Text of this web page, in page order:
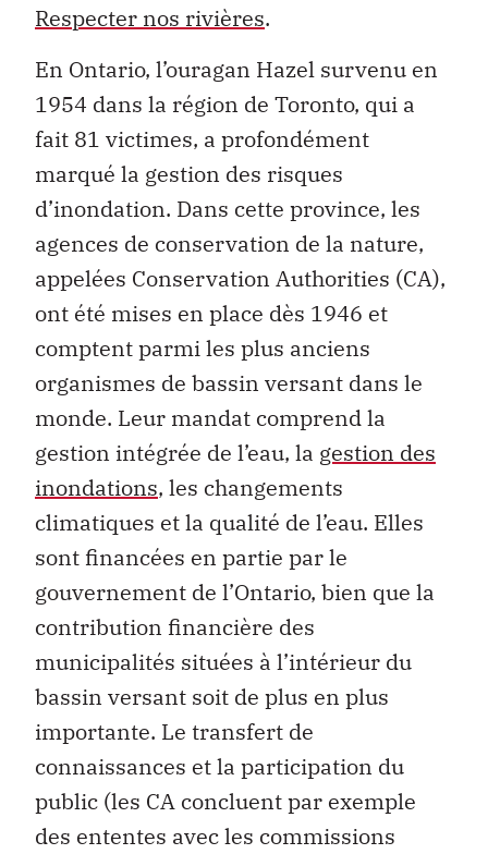
Respecter nos rivières.
En Ontario, l’ouragan Hazel survenu en
1954 dans la région de Toronto, qui a
fait 81 victimes, a profondément
marqué la gestion des risques
d’inondation. Dans cette province, les
agences de conservation de la nature,
appelées Conservation Authorities (CA),
ont été mises en place dès 1946 et
comptent parmi les plus anciens
organismes de bassin versant dans le
monde. Leur mandat comprend la
gestion intégrée de l’eau, la gestion des
inondations, les changements
climatiques et la qualité de l’eau. Elles
sont financées en partie par le
gouvernement de l’Ontario, bien que la
contribution financière des
municipalités situées à l’intérieur du
bassin versant soit de plus en plus
importante. Le transfert de
connaissances et la participation du
public (les CA concluent par exemple
des ententes avec les commissions